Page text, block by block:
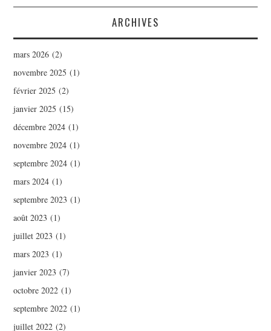
ARCHIVES
mars 2026 (2)
novembre 2025 (1)
février 2025 (2)
janvier 2025 (15)
décembre 2024 (1)
novembre 2024 (1)
septembre 2024 (1)
mars 2024 (1)
septembre 2023 (1)
août 2023 (1)
juillet 2023 (1)
mars 2023 (1)
janvier 2023 (7)
octobre 2022 (1)
septembre 2022 (1)
juillet 2022 (2)